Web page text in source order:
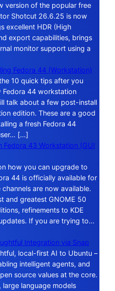
version of the popular free
Shotcut 26.6.25 is now
excellent HDR (High
export capabilities, brings
monitor support using a
Fedora 44 (Workstation)
10 quick tips after you
Fedora 44 workstation
talk about a few post-install
edition. These are a good
a fresh Fedora 44
[…]
43 Workstation (GUI
how you can upgrade to
44 is officially available for
are now available.
and greatest GNOME 50
refinements to KDE
If you are trying to…
Integration via Snap
local-first AI to Ubuntu –
intelligent agents, and
source values at the core.
language models